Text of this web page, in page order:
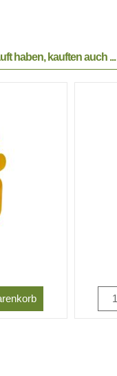
haben, kauften auch ...